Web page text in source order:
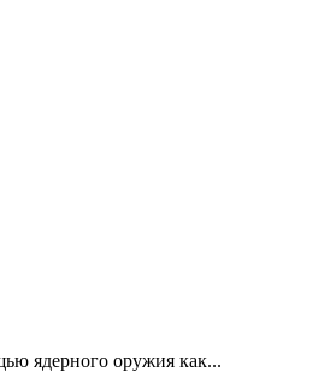
ядерного оружия как...